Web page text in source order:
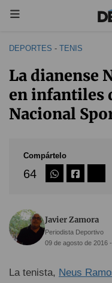
DEPORTES - TENIS
La dianense
en infantiles
Nacional
Compártelo
64
Javier Zamora
Periodista Deportivo
09 de agosto de 2016
La tenista, Neus